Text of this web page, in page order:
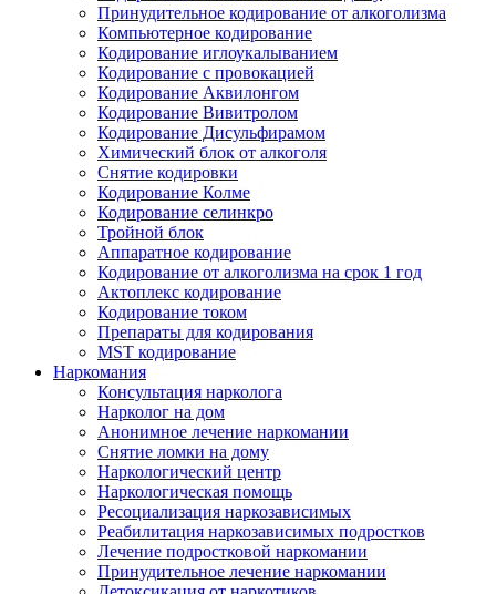
Принудительное кодирование от алкоголизма
Компьютерное кодирование
Кодирование иглоукалыванием
Кодирование с провокацией
Кодирование Аквилонгом
Кодирование Вивитролом
Кодирование Дисульфирамом
Химический блок от алкоголя
Снятие кодировки
Кодирование Колме
Кодирование селинкро
Тройной блок
Аппаратное кодирование
Кодирование от алкоголизма на срок 1 год
Актоплекс кодирование
Кодирование током
Препараты для кодирования
MST кодирование
Наркомания
Консультация нарколога
Нарколог на дом
Анонимное лечение наркомании
Снятие ломки на дому
Наркологический центр
Наркологическая помощь
Ресоциализация наркозависимых
Реабилитация наркозависимых подростков
Лечение подростковой наркомании
Принудительное лечение наркомании